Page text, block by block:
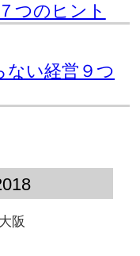
つのヒント
い経営９つ
阪